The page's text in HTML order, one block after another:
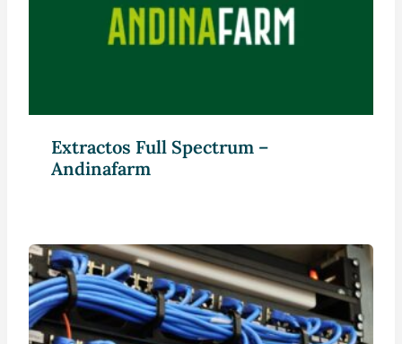
Extractos Full Spectrum –
Andinafarm